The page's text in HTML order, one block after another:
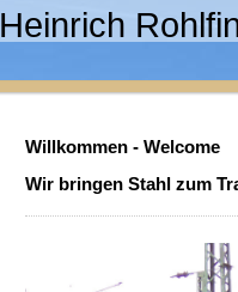
Heinrich
Willkommen - Welcome
Wir bringen Stahl zum